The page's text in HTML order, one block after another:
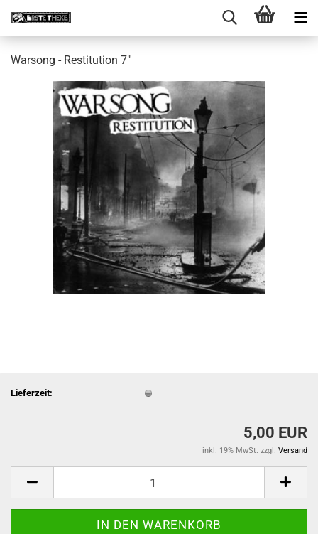
Warsong - Restitution 7"
Lieferzeit:
5,00 EUR
inkl. 19% MwSt. zzgl. Versand